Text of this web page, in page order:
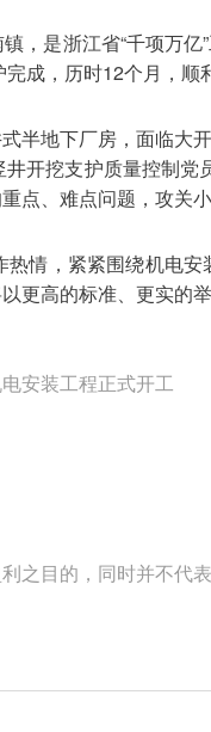
，是浙江省“千项万
成，历时12个月，顺
半地下厂房，面临
开挖支护质量控制
、难点问题，攻关
情，紧紧围绕机电
高的标准、更实的
安装工程正式开工
之目的，同时并不